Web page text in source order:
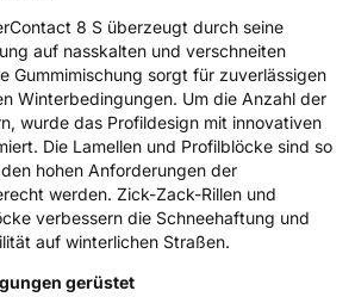
8 S überzeugt durch seine
auf nasskalten und verschneiten
Gummimischung sorgt für zuverlässigen
Winterbedingungen. Um die Anzahl der
wurde das Profildesign mit innovativen
Die Lamellen und Profilblöcke sind so
hohen Anforderungen der
werden. Zick-Zack-Rillen und
verbessern die Schneehaftung und
auf winterlichen Straßen.
gerüstet